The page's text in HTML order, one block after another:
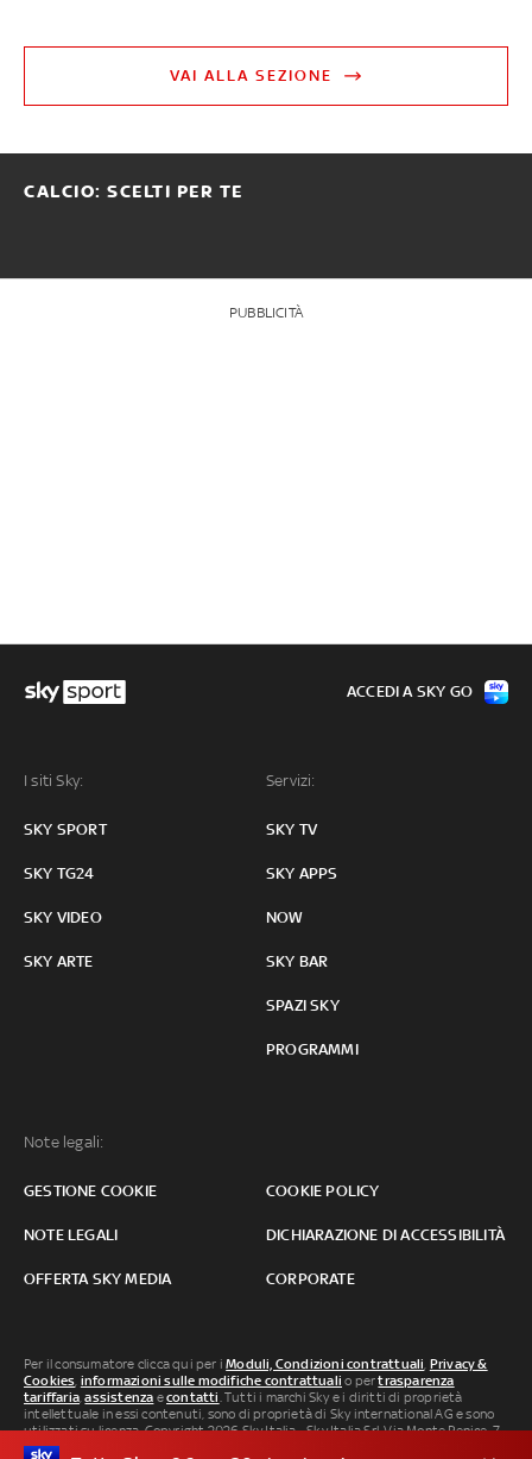
VAI ALLA SEZIONE
CALCIO: SCELTI PER TE
PUBBLICITÀ
I siti Sky:
SKY SPORT
SKY TG24
SKY VIDEO
SKY ARTE
Servizi:
SKY TV
SKY APPS
NOW
SKY BAR
SPAZI SKY
PROGRAMMI
Note legali:
GESTIONE COOKIE COOKIE POLICY
NOTE LEGALI DICHIARAZIONE DI ACCESSIBILITÀ
OFFERTA SKY MEDIA CORPORATE
ACCEDI A SKY GO
Per il consumatore clicca qui per iModuli, Condizioni contrattuali, Privacy &
Cookies, informazioni sulle modifiche contrattuali o pertrasparenza
tariffaria,assistenza econtatti. Tutti i marchi Sky e i diritti di proprietà
intellettuale in essi contenuti, sono di proprietà di Sky international AG e sono
utilizzati su licenza. Copyright 2026 Sky Italia - Sky Italia Srl Via Monte Penice, 7 -
20138 Milano P.IVA 04619241005. SkyTG24: ISSN 3035-1537 e SkySport: ISSN